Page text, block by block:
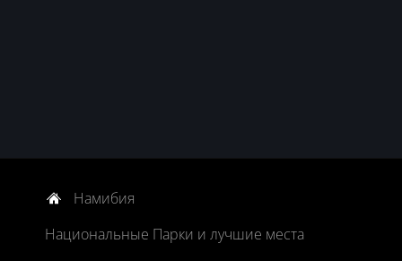
Намибия
Национальные Парки и лучшие места